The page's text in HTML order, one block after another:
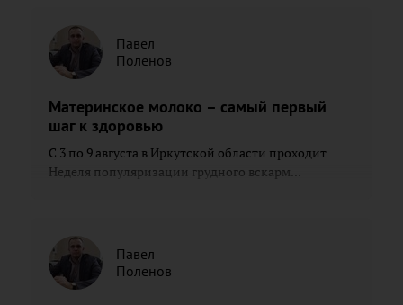
Павел
Поленов
Материнское молоко – самый первый
шаг к здоровью
С 3 по 9 августа в Иркутской области проходит
Неделя популяризации грудного вскарм...
Павел
Поленов